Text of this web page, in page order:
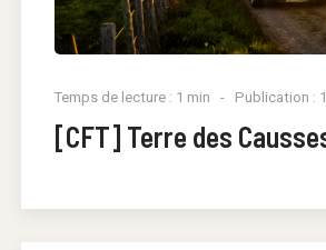
Temps de lecture : 1 min Publication :
[CFT] Terre des